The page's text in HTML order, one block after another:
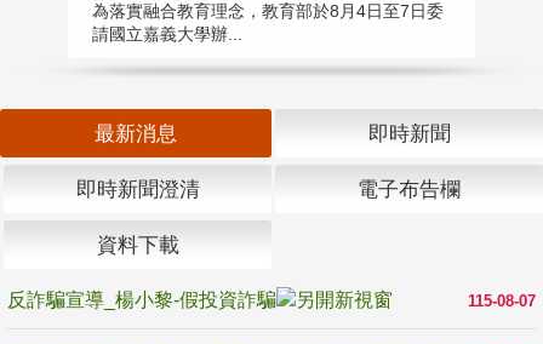
為落實融合教育理念，教育部於8月4日至7日委
請國立嘉義大學辦...
最新消息 即時新聞
即時新聞澄清 電子布告欄
資料下載
115-08-07
反詐騙宣導_楊小黎-假投資詐騙